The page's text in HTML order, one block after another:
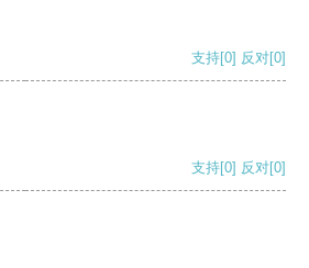
支持[0] 反对[0]
支持[0] 反对[0]